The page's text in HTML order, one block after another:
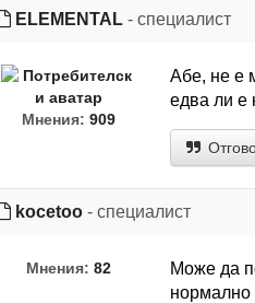
ELEMENTAL - специалист
Мнения: 909
Абе, не е
едва ли е
kocetoo - специалист
Мнения: 82
Може да
нормално